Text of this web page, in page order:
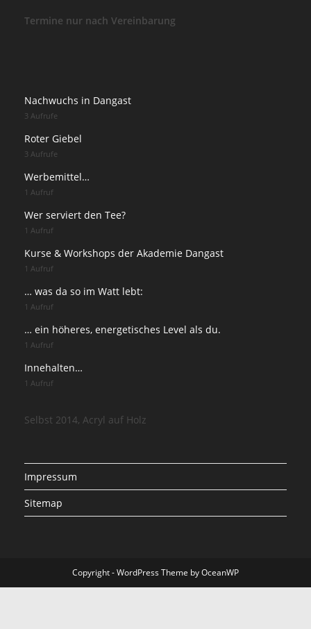
Termine nur nach Vereinbarung
Nachwuchs in Dangast
3 Aufrufe
Roter Giebel
3 Aufrufe
Werbemittel…
1 Aufruf
Wer serviert den Tee?
1 Aufruf
Kurse & Workshops der Akademie Dangast
1 Aufruf
… was da so im Watt lebt:
1 Aufruf
… ein höheres, energetisches Level als du.
1 Aufruf
Innehalten…
1 Aufruf
Selbst 2014, Acryl auf Holz
Impressum
Sitemap
Copyright - WordPress Theme by OceanWP